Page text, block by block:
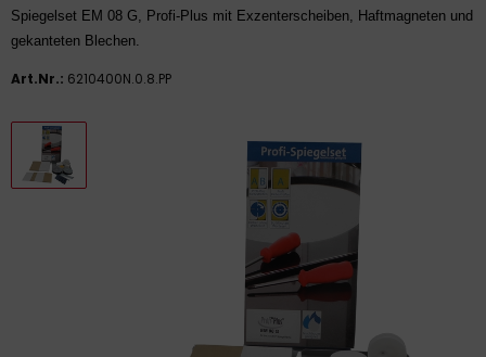
Spiegelset EM 08 G, Profi-Plus mit Exzenterscheiben, Haftmagneten und
gekanteten Blechen.
Art.Nr.: 6210400N.0.8.PP